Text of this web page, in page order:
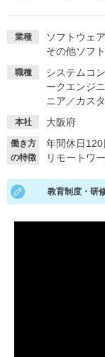
イベントを探す
就活ノウハウ
就活支
就活ノウハウが
業種 ソフトウェ
その他ソフ
職種 システムコ
ークエンジ
ニア ／カス
本社 大阪府
働き方
の特徴
年間休日120
リモートワ
教育制度・研